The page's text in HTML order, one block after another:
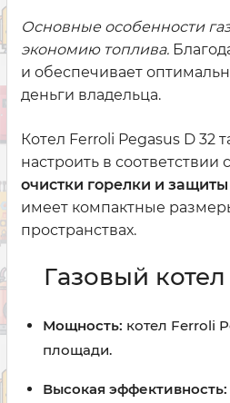
Основные особенности
экономию топлива.
и обеспечивает
деньги владельца.
Котел Ferroli Pegasus D
настроить в
очистки горелки и
имеет компактные
пространствах.
Газовый
Мощность: котел Ferroli
площади.
Высокая эффективность: